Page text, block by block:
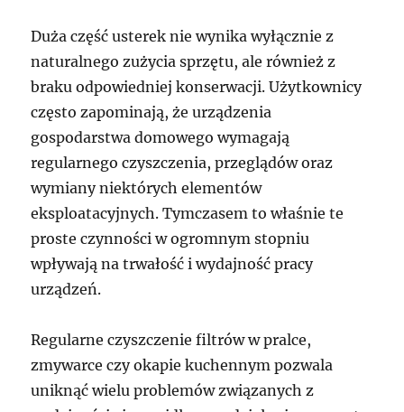
Duża część usterek nie wynika wyłącznie z
naturalnego zużycia sprzętu, ale również z
braku odpowiedniej konserwacji. Użytkownicy
często zapominają, że urządzenia
gospodarstwa domowego wymagają
regularnego czyszczenia, przeglądów oraz
wymiany niektórych elementów
eksploatacyjnych. Tymczasem to właśnie te
proste czynności w ogromnym stopniu
wpływają na trwałość i wydajność pracy
urządzeń.
Regularne czyszczenie filtrów w pralce,
zmywarce czy okapie kuchennym pozwala
uniknąć wielu problemów związanych z